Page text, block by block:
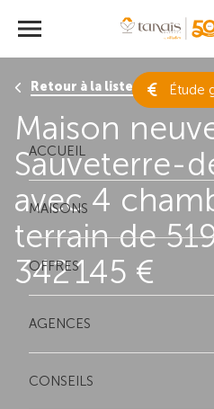
Étude
ACCUEIL
MAISONS
OFFRES
AGENCES
CONSEILS
Retour à la liste des
Maison
Sauveterre-
avec 4
terrain de
342 145 €